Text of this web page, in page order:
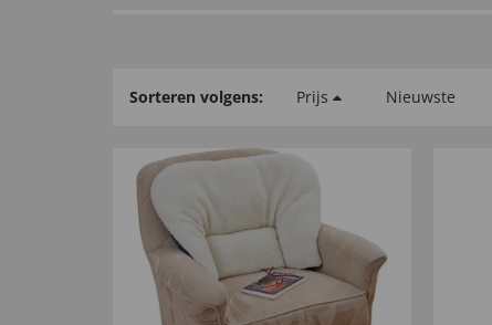
Sorteren volgens: Prijs Nieuwste